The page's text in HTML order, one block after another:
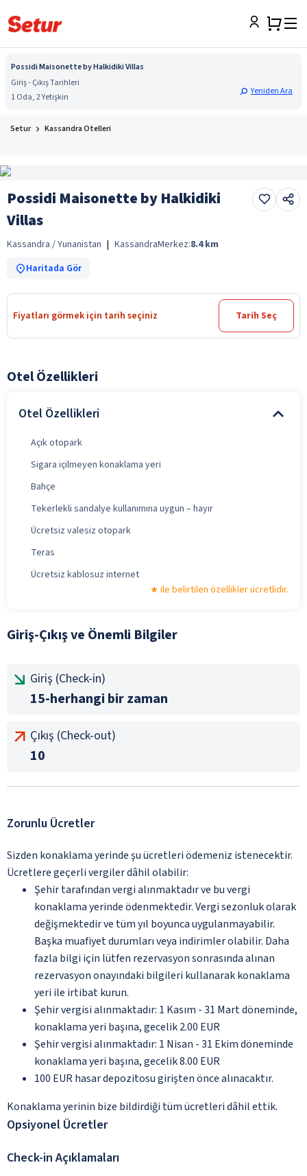
Possidi Maisonette by Halkidiki Villas
Giriş - Çıkış Tarihleri
1 Oda, 2 Yetişkin
Yeniden Ara
Setur Kassandra Otelleri
Possidi Maisonette by Halkidiki
Villas
Kassandra / Yunanistan | KassandraMerkez:8.4 km
Haritada Gör
Fiyatları görmek için tarih seçiniz Tarih Seç
Otel Özellikleri
Otel Özellikleri
Açık otopark
Sigara içilmeyen konaklama yeri
Bahçe
Tekerlekli sandalye kullanımına uygun – hayır
Ücretsiz valesiz otopark
Teras
Ücretsiz kablosuz internet
ile belirtilen özellikler ücretlidir.
Giriş-Çıkış ve Önemli Bilgiler
Giriş (Check-in)
15-herhangi bir zaman
Çıkış (Check-out)
10
Zorunlu Ücretler
Sizden konaklama yerinde şu ücretleri ödemeniz istenecektir.
Ücretlere geçerli vergiler dâhil olabilir:
Şehir tarafından vergi alınmaktadır ve bu vergi
konaklama yerinde ödenmektedir. Vergi sezonluk olarak
değişmektedir ve tüm yıl boyunca uygulanmayabilir.
Başka muafiyet durumları veya indirimler olabilir. Daha
fazla bilgi için lütfen rezervasyon sonrasında alınan
rezervasyon onayındaki bilgileri kullanarak konaklama
yeri ile irtibat kurun.
Şehir vergisi alınmaktadır: 1 Kasım - 31 Mart döneminde,
konaklama yeri başına, gecelik 2.00 EUR
Şehir vergisi alınmaktadır: 1 Nisan - 31 Ekim döneminde
konaklama yeri başına, gecelik 8.00 EUR
100 EUR hasar depozitosu girişten önce alınacaktır.
Konaklama yerinin bize bildirdiği tüm ücretleri dâhil ettik.
Opsiyonel Ücretler
Check-in Açıklamaları